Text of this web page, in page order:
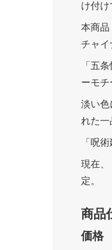
け付け
本商品
チャイ
「五
ーモチ
淡い色
れた一
「呪
現在、
定。
商品
価格